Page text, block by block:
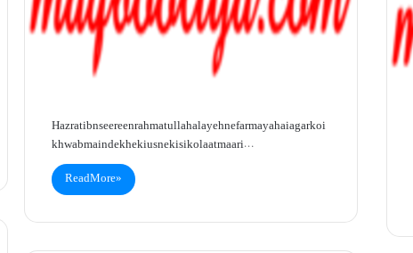
Hazrat ibn seereen rahmatullah alayeh ne farmaya hai agar koi
khwab main dekhe ki us ne kisi ko laat maari…
Read More »